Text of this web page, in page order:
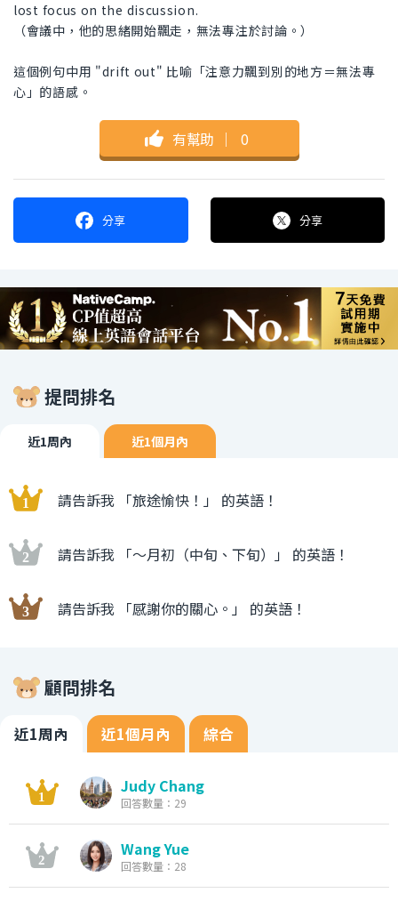
lost focus on the discussion.
（會議中，他的思緒開始飄走，無法專注於討論。）
這個例句中用 "drift out" 比喻「注意力飄到別的地方＝無法專
心」的語感。
有幫助 ｜ 0
分享 分享
提問排名
近1周內 近1個月內
請告訴我 「旅途愉快！」 的英語！
請告訴我 「〜月初（中旬、下旬）」 的英語！
請告訴我 「感謝你的關心。」 的英語！
顧問排名
近1周內 近1個月內 綜合
Judy Chang
回答數量：29
Wang Yue
回答數量：28